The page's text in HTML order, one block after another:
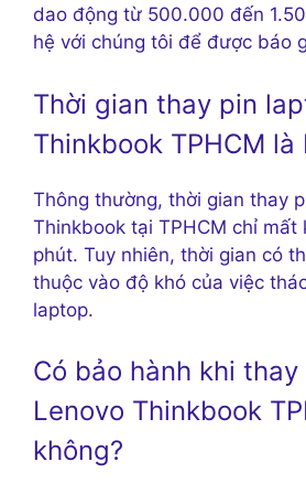
dao động từ 500.000 đến
hệ với chúng tôi để được báo
Thời gian thay pin
Thinkbook TPHCM là
Thông thường, thời gian thay
Thinkbook tại TPHCM chỉ
phút. Tuy nhiên, thời gian có
thuộc vào độ khó của việc
laptop.
Có bảo hành khi
Lenovo Thinkbook
không?